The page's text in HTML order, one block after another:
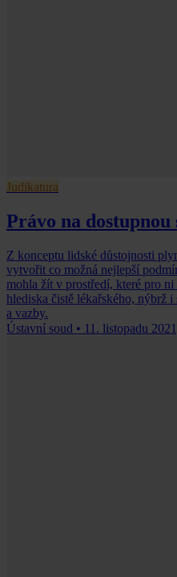
Judikatura
Právo na dostupnou
Z konceptu lidské důstojnosti
vytvořit co možná nejlepší
mohla žít v prostředí, které pro
hlediska čistě lékařského, nýbrž
a vazby.
Ústavní soud • 11. listopadu